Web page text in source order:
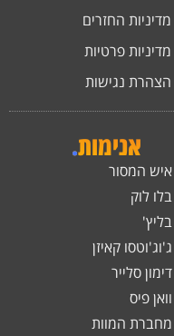
מדיניות החזרים
מדיניות פרטיות
הצהרת נגישות
אנימות.
איש המסור
בלו לוק
בליץ'
ג'וג'וטסו קאיזן
דימון סלייר
וואן פיס
מחברת המוות